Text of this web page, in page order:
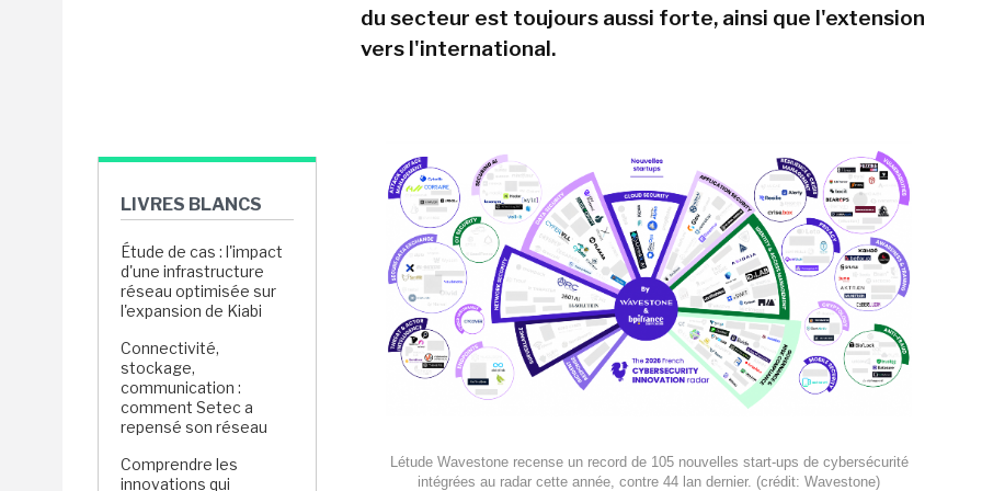
LIVRES BLANCS
Étude de cas : l'impact
d'une infrastructure
réseau optimisée sur
l'expansion de Kiabi
Connectivité,
stockage,
communication :
comment Setec a
repensé son réseau
Comprendre les
innovations qui
du secteur est toujours aussi forte, ainsi que l'extension
vers l'international.
Létude Wavestone recense un record de 105 nouvelles start-ups de cybersécurité
intégrées au radar cette année, contre 44 lan dernier. (crédit: Wavestone)